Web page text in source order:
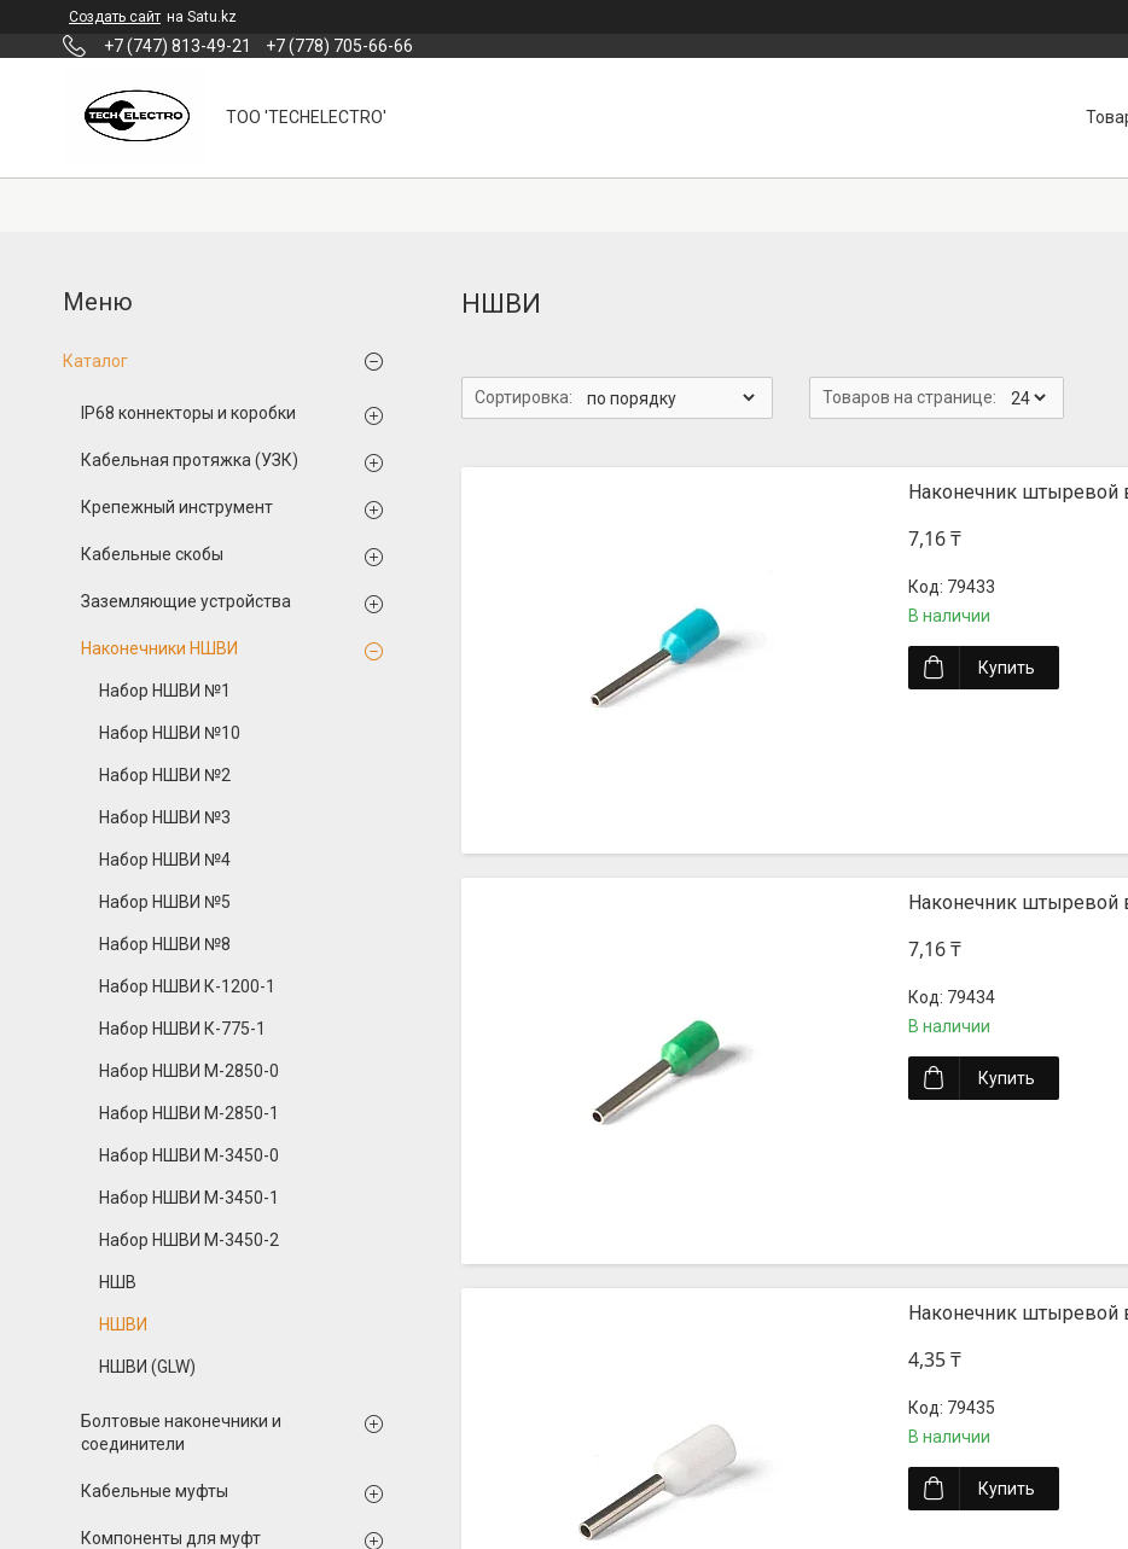
Создать сайт на Satu.kz
+7 (747) 813-49-21 +7 (778) 705-66-66
ТОО 'TECHELECTRO'
НШВИ
Наконечник штыревой
7,16 ₸
79433
В наличии
Купить
Наконечник штыревой
7,16 ₸
79434
В наличии
Купить
Наконечник штыревой
4,35 ₸
79435
В наличии
Купить
Каталог
IP68 коннекторы и коробки
Кабельная протяжка (УЗК)
Крепежный инструмент
Кабельные скобы
Заземляющие устройства
Наконечники НШВИ
Набор НШВИ №1
Набор НШВИ №10
Набор НШВИ №2
Набор НШВИ №3
Набор НШВИ №4
Набор НШВИ №5
Набор НШВИ №8
Набор НШВИ К-1200-1
Набор НШВИ К-775-1
Набор НШВИ М-2850-0
Набор НШВИ М-2850-1
Набор НШВИ М-3450-0
Набор НШВИ М-3450-1
Набор НШВИ М-3450-2
НШВ
НШВИ
НШВИ (GLW)
Болтовые наконечники и
соединители
Кабельные муфты
Компоненты для муфт